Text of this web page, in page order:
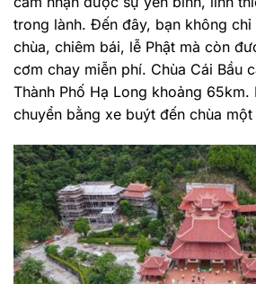
trong lành. Đến đây, bạn không
chùa, chiêm bái, lễ Phật mà còn
cơm chay miễn phí. Chùa Cái Bầu
Thành Phố Hạ Long khoảng 65km.
chuyển bằng xe buýt đến chùa